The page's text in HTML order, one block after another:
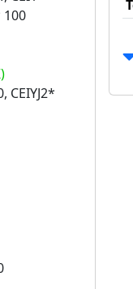
100
CEIYJ2*